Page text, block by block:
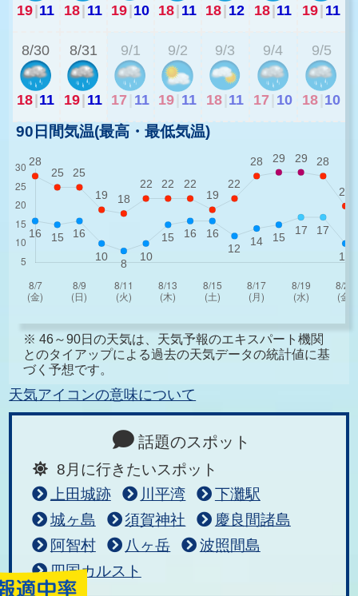
19 11 18 11 19 10 18 11 18 12 18 11 19 11
8/30
18 11
8/31
19 11
9/1
17 11
9/2
19 11
9/3
18 11
9/4
17 10
9/5
18 10
90日間気温(最高・最低気温)
※ 46～90日の天気は、天気予報のエキスパート機関
とのタイアップによる過去の天気データの統計値に基
づく予想です。
天気アイコンの意味について
話題のスポット
8月に行きたいスポット
上田城跡
川平湾
下灘駅
城ヶ島
須賀神社
慶良間諸島
阿智村
八ヶ岳
波照間島
四国カルスト